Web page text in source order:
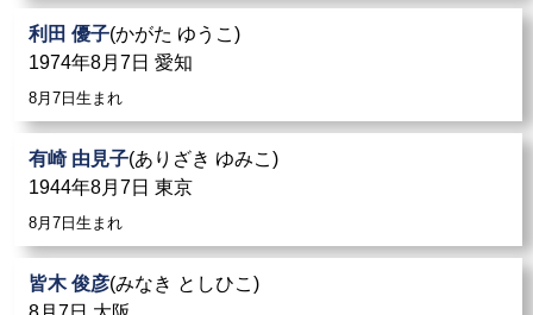
利田 優子(かがた ゆうこ)
1974年8月7日 愛知
8月7日生まれ
有崎 由見子(ありざき ゆみこ)
1944年8月7日 東京
8月7日生まれ
皆木 俊彦(みなき としひこ)